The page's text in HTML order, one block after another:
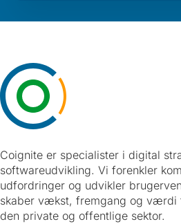
Coignite er specialister i digital
softwareudvikling. Vi forenkler
udfordringer og udvikler
skaber vækst, fremgang og værdi
den private og offentlige sektor.